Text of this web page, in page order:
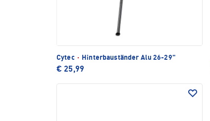
Cytec · Hinterbauständer Alu 26-29"
€ 25,99